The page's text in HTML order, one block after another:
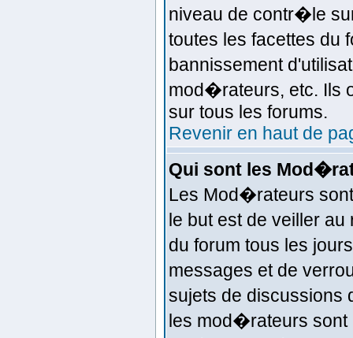
niveau de contr�le
toutes les facettes du
bannissement
mod�rateurs, etc. Ils
sur tous les forums.
Revenir en haut de
Qui sont les
Les Mod�rateurs
le but est de veiller
du forum tous les
messages et de
sujets de
les mod�rateurs